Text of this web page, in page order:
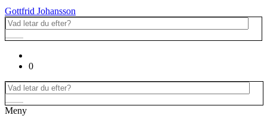
Gottfrid Johansson
0
Meny